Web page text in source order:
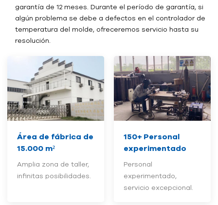
garantía de 12 meses. Durante el período de garantía, si
algún problema se debe a defectos en el controlador de
temperatura del molde, ofreceremos servicio hasta su
resolución.
Área de fábrica de
15.000 m²
Amplia zona de taller,
infinitas posibilidades.
150+ Personal
experimentado
Personal
experimentado,
servicio excepcional.